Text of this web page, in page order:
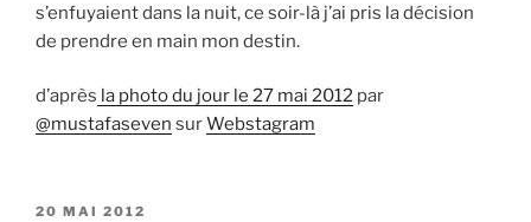
s’enfuyaient dans la nuit, ce soir-là j’ai pris la décision
de prendre en main mon destin.
d’après la photo du jour le 27 mai 2012 par
@mustafaseven surWebstagram
PUBLIÉ
20 MAI 2012